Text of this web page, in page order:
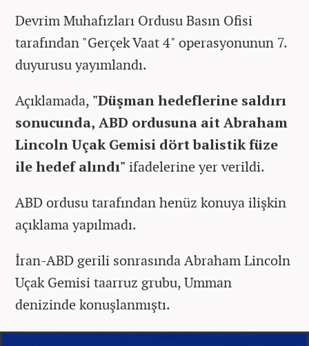
Devrim Muhafızları Ordusu Basın Ofisi
tarafından "Gerçek Vaat 4" operasyonunun 7.
duyurusu yayımlandı.
Açıklamada, "Düşman hedeflerine saldırı
sonucunda, ABD ordusuna ait Abraham
Lincoln Uçak Gemisi dört balistik füze
ile hedef alındı" ifadelerine yer verildi.
ABD ordusu tarafından henüz konuya ilişkin
açıklama yapılmadı.
İran-ABD gerili sonrasında Abraham Lincoln
Uçak Gemisi taarruz grubu, Umman
denizinde konuşlanmıştı.